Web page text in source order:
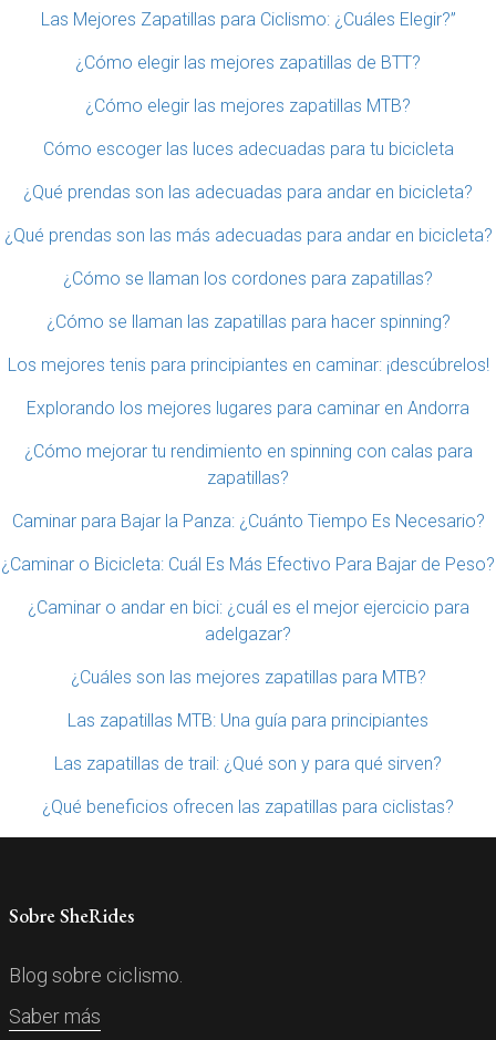
Las Mejores Zapatillas para Ciclismo: ¿Cuáles Elegir?”
¿Cómo elegir las mejores zapatillas de BTT?
¿Cómo elegir las mejores zapatillas MTB?
Cómo escoger las luces adecuadas para tu bicicleta
¿Qué prendas son las adecuadas para andar en bicicleta?
¿Qué prendas son las más adecuadas para andar en bicicleta?
¿Cómo se llaman los cordones para zapatillas?
¿Cómo se llaman las zapatillas para hacer spinning?
Los mejores tenis para principiantes en caminar: ¡descúbrelos!
Explorando los mejores lugares para caminar en Andorra
¿Cómo mejorar tu rendimiento en spinning con calas para
zapatillas?
Caminar para Bajar la Panza: ¿Cuánto Tiempo Es Necesario?
¿Caminar o Bicicleta: Cuál Es Más Efectivo Para Bajar de Peso?
¿Caminar o andar en bici: ¿cuál es el mejor ejercicio para
adelgazar?
¿Cuáles son las mejores zapatillas para MTB?
Las zapatillas MTB: Una guía para principiantes
Las zapatillas de trail: ¿Qué son y para qué sirven?
¿Qué beneficios ofrecen las zapatillas para ciclistas?
Sobre SheRides
Blog sobre ciclismo.
Saber más